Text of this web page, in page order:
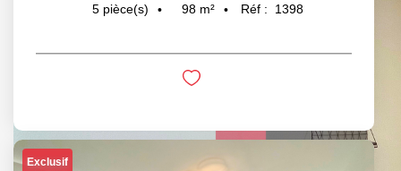
5 pièce(s) 98 m² Réf : 1398
Exclusif